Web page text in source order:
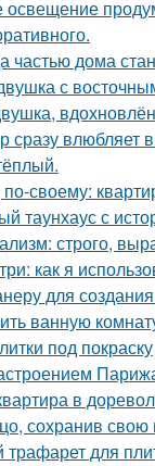
освещение
частью дома
с
сразу влюбляет
по-своему:
таунхаус с
строго,
как я
для
ванную
под покраску
в
сохранив свою
для